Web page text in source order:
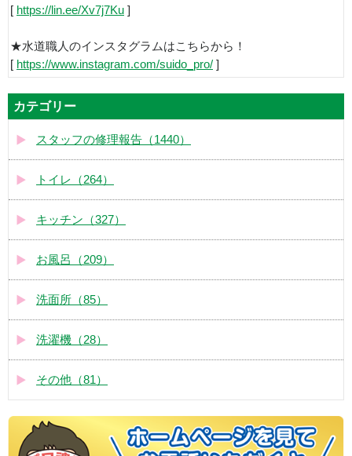
[ https://lin.ee/Xv7j7Ku ]
★水道職人のインスタグラムはこちらから！
[ https://www.instagram.com/suido_pro/ ]
カテゴリー
スタッフの修理報告（1440）
トイレ（264）
キッチン（327）
お風呂（209）
洗面所（85）
洗濯機（28）
その他（81）